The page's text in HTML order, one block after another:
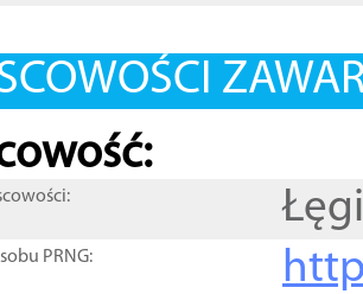
Łęgi
PRNG: